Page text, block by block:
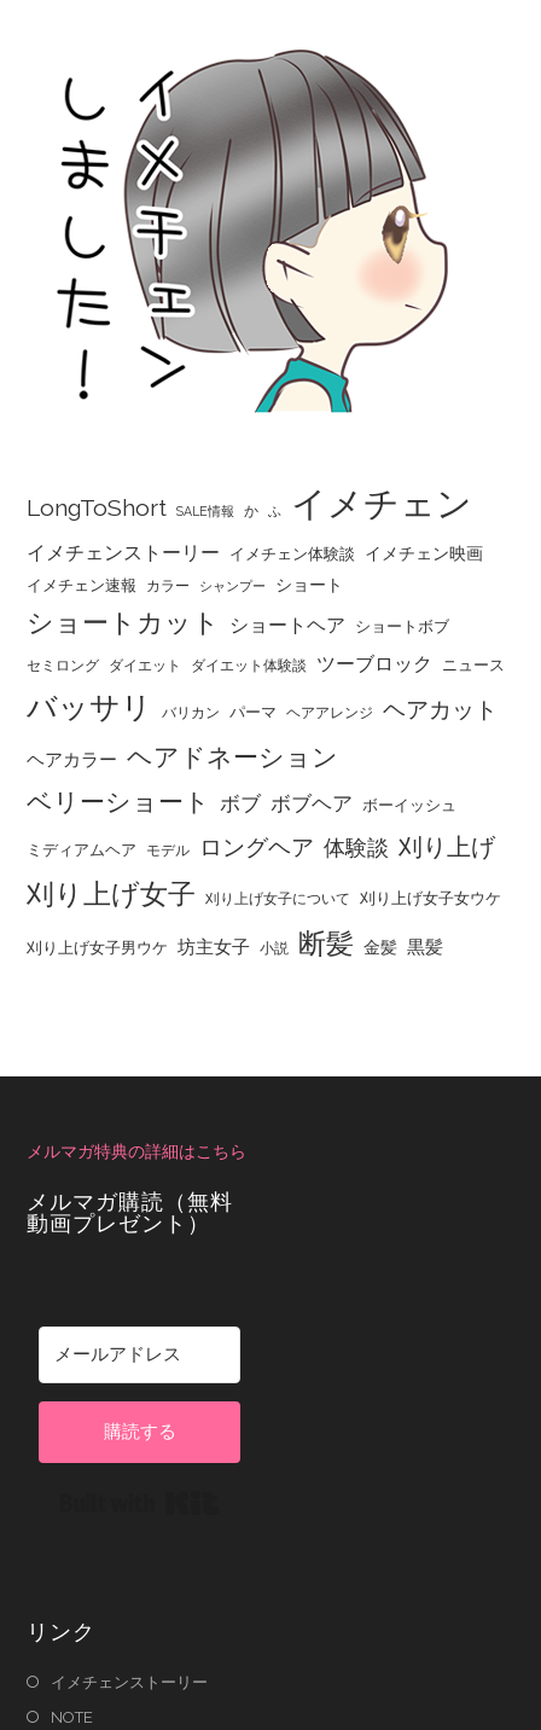
LongToShort SALE情報 か ふ イメチェン
イメチェンストーリー イメチェン体験談 イメチェン映画
イメチェン速報 カラー シャンプー ショート
ショートカット ショートヘア ショートボブ
セミロング ダイエット ダイエット体験談 ツーブロック ニュース
バッサリ バリカン パーマ ヘアアレンジ ヘアカット
ヘアカラー ヘアドネーション
ベリーショート
ボブ ボブヘア ボーイッシュ
ミディアムヘア モデル ロングヘア 体験談 刈り上げ
刈り上げ女子 刈り上げ女子について 刈り上げ女子女ウケ
刈り上げ女子男ウケ 坊主女子 小説 断髪 金髪 黒髪
メルマガ特典の詳細はこちら
メルマガ購読（無料
動画プレゼント）
購読する
リンク
イメチェンストーリー
NOTE